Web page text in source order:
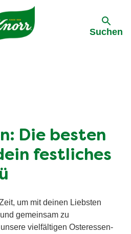
Suchen
Die besten
festliches
um mit deinen Liebsten
gemeinsam zu
vielfältigen Osteressen-